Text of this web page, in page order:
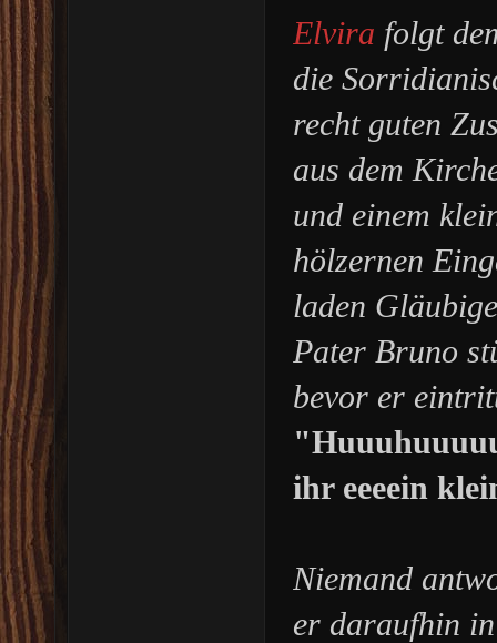
Elvira folgt
die
recht guten
aus dem
und einem
hölzernen
laden
Pater Bruno
bevor er
ihr eeeein
Niemand
er daraufhin